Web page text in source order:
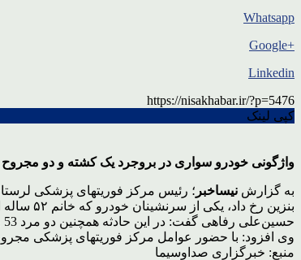
Whatsapp
+Google
Linkedin
https://nisakhabar.ir/?p=5476
کپی لینک
واژگونی خودرو سواری در بروجرد یک کشته و دو
به گزارش نیساخبر ؛ رئیس مرکز فوریتهای پزشکی
بنزین رخ داد، یکی از سرنشینان خودرو‌ که خانم ۵۲ ساله ای بود بر اثر شدت جراحات وارده در دم جان باخت.
حسین‌علی رفاهی گفت: در این حادثه همچنین دو مرد 53 و 20 ساله نیز مجروح شدند.
وی افزود: با حضور عوامل مرکز فوریتهای پزشکی
منبع: خبرگزاری صداوسیما